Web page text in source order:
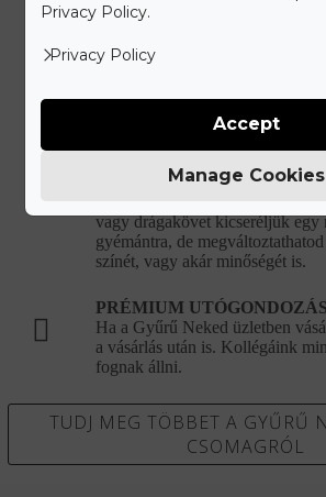
Ékszered eredeti csillogását
Ha nem találtad el az eljegyzési
ingyenesen átméretezzük.
LEHETŐSÉG
Kívánságod szerint módosítjuk
vagy drágakövet kicseréljük egy
gyémántra, de
színét, vagy akár minőségét is.
PRÉMIUM UTÓGONDOZÁS
Ha a Gyűrű Neked üzletben
a vásárlás után is. Kollégáink
fognak állni.
TUDJ MEG TÖBBET A GYŰRŰ
CSOMAGRÓL
Privacy Policy.
Privacy Policy
Manage Cookies
Accept